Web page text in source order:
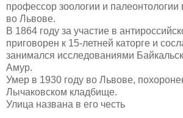
профессор зоологии и
во Львове.
В 1864 году за участие в
приговорен к 15-летней каторге и
занимался исследованиями
Амур.
Умер в 1930 году во Львове,
Лычаковском кладбище.
Улица названа в его честь